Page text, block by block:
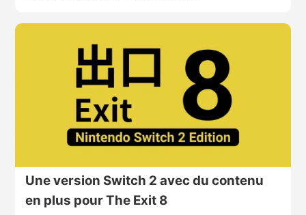
Une version Switch 2 avec du contenu
en plus pour The Exit 8